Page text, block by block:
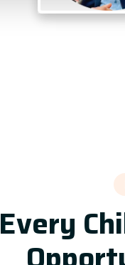
Every